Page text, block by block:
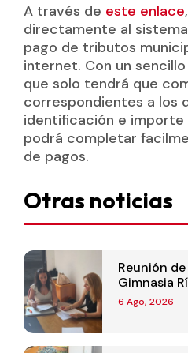
A través de este enlace
directamente al
pago de tributos
internet. Con un
que solo tendrá que
correspondientes a los
identificación e
podrá completar
de pagos.
Otras noticias
Reunión
Gimnasia
6 Ago, 2026